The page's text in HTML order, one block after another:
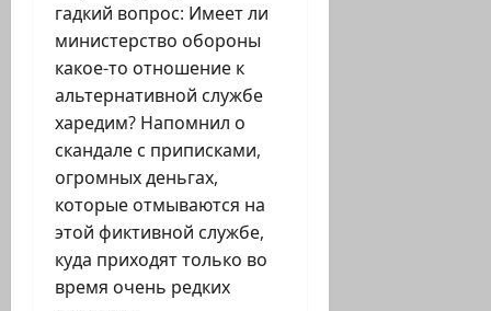
гадкий вопрос: Имеет ли
министерство обороны
какое-то отношение к
альтернативной службе
харедим? Напомнил о
скандале с приписками,
огромных деньгах,
которые отмываются на
этой фиктивной службе,
куда приходят только во
время очень редких